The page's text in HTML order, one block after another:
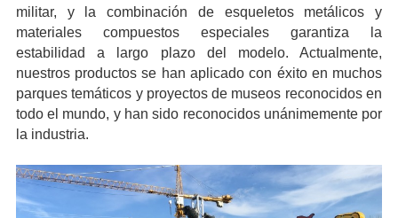
militar, y la combinación de esqueletos metálicos y
materiales compuestos especiales garantiza la
estabilidad a largo plazo del modelo. Actualmente,
nuestros productos se han aplicado con éxito en muchos
parques temáticos y proyectos de museos reconocidos en
todo el mundo, y han sido reconocidos unánimemente por
la industria.